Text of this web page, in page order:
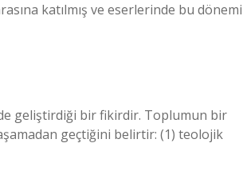
katılmış ve eserlerinde bu
geliştirdiği bir fikirdir. Toplumun bir
geçtiğini belirtir: (1) teolojik